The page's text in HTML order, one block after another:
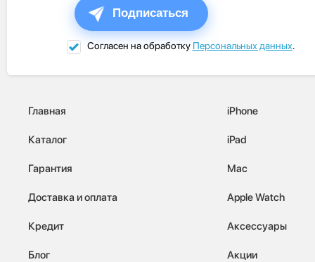
Подписаться
Согласен на обработку Персональных данных.
Главная
Каталог
Гарантия
Доставка и оплата
Кредит
Блог
iPhone
iPad
Mac
Apple Watch
Аксессуары
Акции